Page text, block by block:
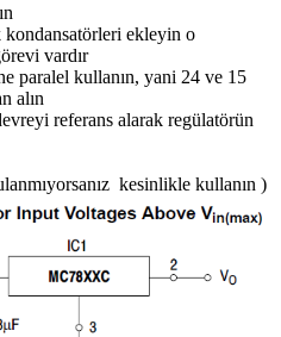
ekleyin o
vardır
paralel kullanın, yani 24 ve 15
alın
referans alarak regülatörün
kesinlikle kullanın )